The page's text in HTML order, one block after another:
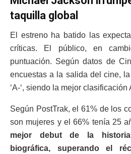
taquilla global
El estreno ha batido las
críticas. El público, en
puntuación. Según datos de
encuestas a la salida del cine,
‘A-‘, siendo la mejor clasificación
Según PostTrak, el 61% de los
son mujeres y el 66% tenía 25
mejor debut de la
biográfica, superando el